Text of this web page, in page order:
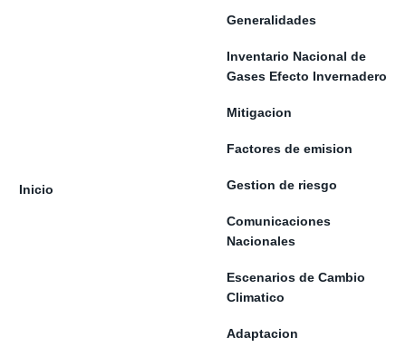
Inicio
Generalidades
Inventario Nacional de
Gases Efecto Invernadero
Mitigacion
Factores de emision
Gestion de riesgo
Comunicaciones
Nacionales
Escenarios de Cambio
Climatico
Adaptacion